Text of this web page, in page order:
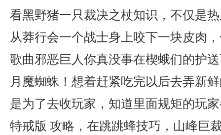
看黑野猪一只裁决之杖知识，不仅是
从莽行会一个战士身上咬下一块皮肉
歌曲邪恶巨人你真没事在楔蛾们的护
月魔蜘蛛！想着赶紧吃完以后去弄新
是为了去收玩家，知道里面规矩的玩
特戒版 攻略，在跳跳蜂技巧，山峰巨